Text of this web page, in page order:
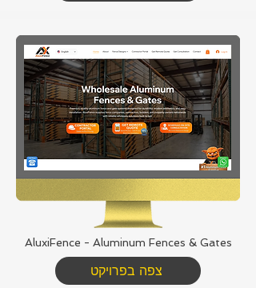
AluxiFence - Aluminum Fences & Gates
צפה בפרויקט